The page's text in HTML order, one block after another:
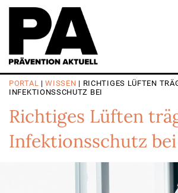
PORTAL |WISSEN | RICHTIGES LÜFTEN
INFEKTIONSSCHUTZ BEI
Richtiges Lüften
Infektionsschutz bei